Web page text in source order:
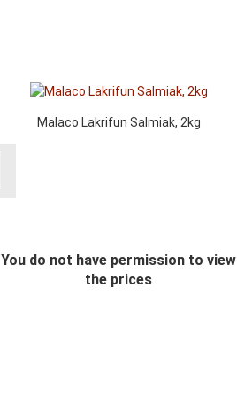
Malaco Lakrifun Salmiak, 2kg
You do not have permission to view
the prices